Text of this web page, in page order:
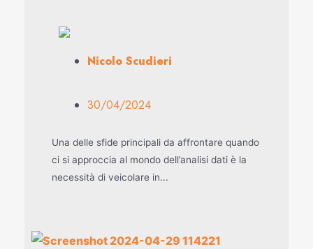
Nicolo Scudieri
30/04/2024
Una delle sfide principali da affrontare quando
ci si approccia al mondo dell’analisi dati è la
necessità di veicolare in...